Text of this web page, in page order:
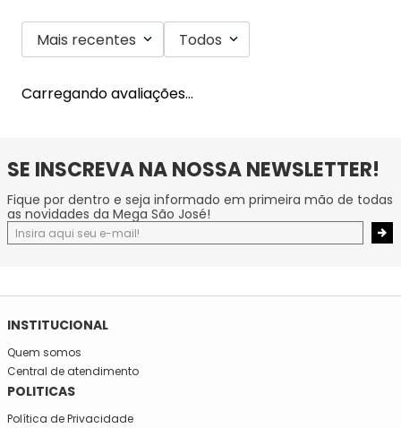
Mais recentes Todos
Carregando avaliações…
SE INSCREVA NA NOSSA NEWSLETTER!
Fique por dentro e seja informado em primeira mão de todas
as novidades da Mega São José!
INSTITUCIONAL
Quem somos
Central de atendimento
POLITICAS
Política de Privacidade